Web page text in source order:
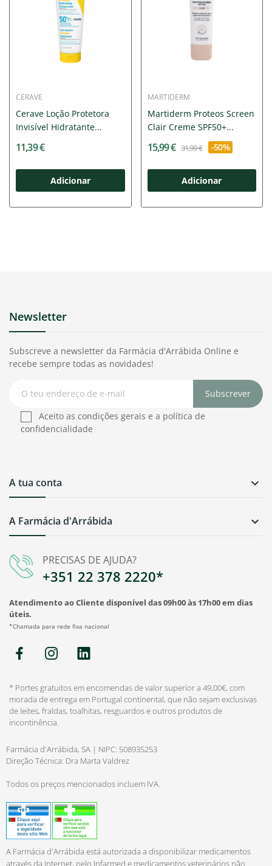
CERAVE
Cerave Loção Protetora
Invisível Hidratante...
11,39 €
Adicionar
MARTIDERM
Martiderm Proteos Screen
Clair Creme SPF50+...
15,99 € 31,99 € -50%
Adicionar
PRECISAS DE AJUDA?
+351 22 378 2220*
Atendimento ao Cliente disponível das 09h00 às 17h00 em dias
úteis.
*Chamada para rede fixa nacional
A Farmácia d'Arrábida 
A tua conta 
Newsletter
Subscreve a newsletter da Farmácia d'Arrábida Online e
recebe sempre todas as novidades!
Subscrever
Aceito as condições gerais e a política de
confidencialidade
* Portes gratuitos em encomendas de valor superior a 49,00€, com
morada de entrega em Portugal continental, que não sejam exclusivas
de leites, fraldas, toalhitas, resguardos e outros produtos de
incontinência.
Farmácia d'Arrábida, SA | NIPC: 508935253
Direção Técnica: Dra Marta Valdrez
Todos os preços mencionados incluem IVA.
A Farmácia d'Arrábida está autorizada a disponibilizar medicamentos
através da Internet, pelo Infarmed e medicamentos veterinários não